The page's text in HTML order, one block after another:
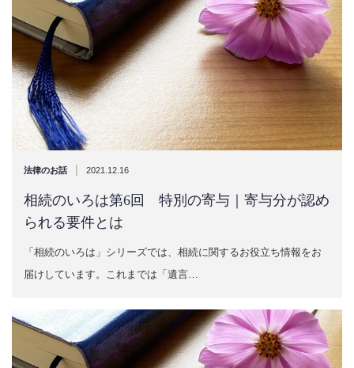
法律のお話 | 2021.12.16
相続のいろは第6回 特別の寄与｜寄与分が認め
られる要件とは
「相続のいろは」シリーズでは、相続に関するお役立ち情報をお
届けしています。これまでは「遺言…